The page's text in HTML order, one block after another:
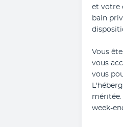
et votre
bain
Vous
vous
vous
méritée.
week-